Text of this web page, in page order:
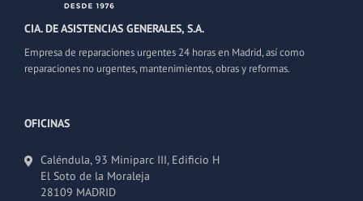
CIA. DE ASISTENCIAS GENERALES, S.A.
Empresa de reparaciones urgentes 24 horas en Madrid, así como
reparaciones no urgentes, mantenimientos, obras y reformas.
OFICINAS
Caléndula, 93 Miniparc III, Edificio H
El Soto de la Moraleja
28109 MADRID